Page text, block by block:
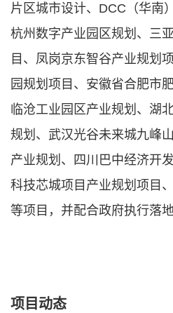
片区城市设计、DCC（华南
杭州数字产业园区规划、三
目、凤岗京东智谷产业规划
园规划项目、安徽省合肥市
临沧工业园区产业规划、湖
规划、武汉光谷未来城九峰
产业规划、四川巴中经济开
科技芯城项目产业规划项目
等项目，并配合政府执行落地
项目动态